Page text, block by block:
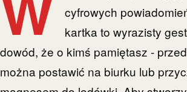
cyfrowych
kartka to wyrazisty
dowód, że o kimś pamiętasz -
można postawić na biurku lub